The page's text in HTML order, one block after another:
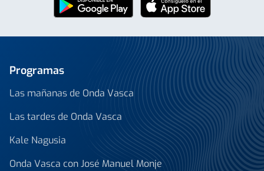
Programas
Las mañanas de Onda Vasca
Las tardes de Onda Vasca
Kale Nagusia
Onda Vasca con José Manuel Monje